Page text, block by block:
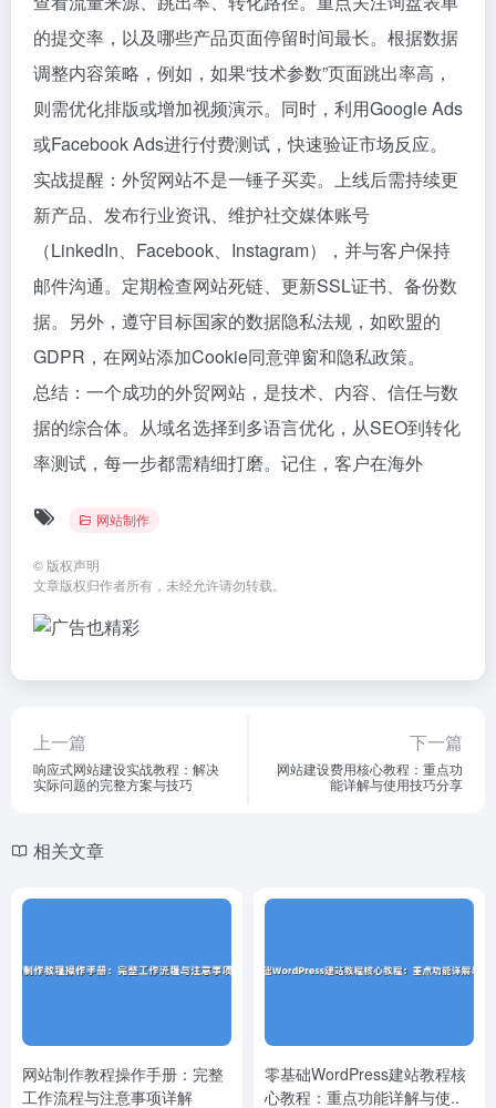
的提交率，以及哪些产品页面停留时间最长。根据数据
调整内容策略，例如，如果“技术参数”页面跳出率高，
则需优化排版或增加视频演示。同时，利用Google Ads
或Facebook Ads进行付费测试，快速验证市场反应。
实战提醒：外贸网站不是一锤子买卖。上线后需持续更
新产品、发布行业资讯、维护社交媒体账号
（LinkedIn、Facebook、Instagram），并与客户保持
邮件沟通。定期检查网站死链、更新SSL证书、备份数
据。另外，遵守目标国家的数据隐私法规，如欧盟的
GDPR，在网站添加Cookie同意弹窗和隐私政策。
总结：一个成功的外贸网站，是技术、内容、信任与数
据的综合体。从域名选择到多语言优化，从SEO到转化
率测试，每一步都需精细打磨。记住，客户在海外
网站制作
© 版权声明
文章版权归作者所有，未经允许请勿转载。
上一篇
响应式网站建设实战教程：解决
实际问题的完整方案与技巧
下一篇
网站建设费用核心教程：重点功
能详解与使用技巧分享
相关文章
网站制作教程操作手册：完整
工作流程与注意事项详解
零基础WordPress建站教程核
心教程：重点功能详解与使..